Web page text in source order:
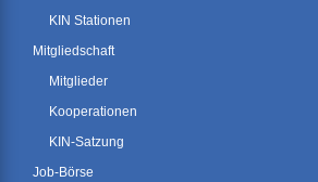
KIN Stationen
Mitgliedschaft
Mitglieder
Kooperationen
KIN-Satzung
Job-Börse